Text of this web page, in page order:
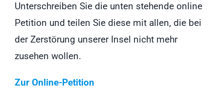
Unterschreiben Sie die unten stehende online
Petition und teilen Sie diese mit allen, die bei
der Zerstörung unserer Insel nicht mehr
zusehen wollen.
Zur Online-Petition